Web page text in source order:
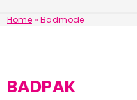
Home» Badmode
BADPAK